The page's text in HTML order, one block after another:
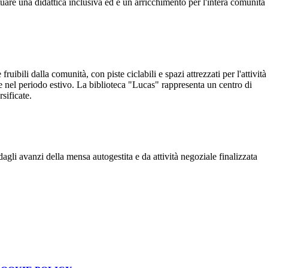
una didattica inclusiva ed è un arricchimento per l'intera comunità
dalla comunità, con piste ciclabili e spazi attrezzati per l'attività
periodo estivo. La biblioteca "Lucas" rappresenta un centro di
avanzi della mensa autogestita e da attività negoziale finalizzata